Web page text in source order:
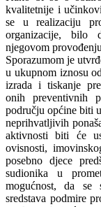
kvalitetnije i
se u realizaciju
organizacije, bilo
njegovom provođenju
Sporazumom je
u ukupnom iznosu
izrada i tiskanje
onih preventivnih
području općine biti
neprihvatljivih
aktivnosti biti će
ovisnosti,
posebno djece
sudionika u
mogućnost, da se
sredstava podmire